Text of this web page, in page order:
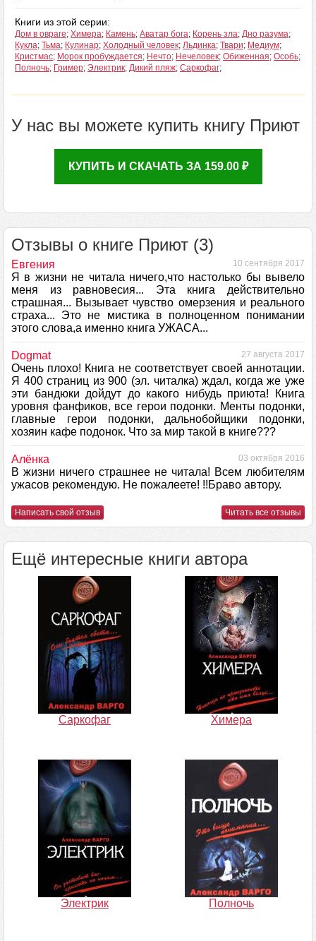
Книги из этой серии:
Дом в овраге; Химера; Камень; Аватар бога; Корень зла; Дно разума;
Кукла; Тьма; Кулинар; Холодный человек; Льдинка; Твари; Медиум;
Кристмас; Морок пробуждается; Нечто; Нечеловек; Обиженная; Особь;
Полночь; Гример; Электрик; Дикий пляж; Саркофаг;
У нас вы можете купить книгу Приют
КУПИТЬ И СКАЧАТЬ ЗА 159.00 ₽
Отзывы о книге Приют (3)
Евгения 10 сентября 2017
Я в жизни не читала ничего,что настолько бы вывело
меня из равновесия... Эта книга действительно
страшная... Вызывает чувство омерзения и реального
страха... Это не мистика в полноценном понимании
этого слова,а именно книга УЖАСА...
Dogmat 27 августа 2017
Очень плохо! Книга не соответствует своей аннотации.
Я 400 страниц из 900 (эл. читалка) ждал, когда же уже
эти бандюки дойдут до какого нибудь приюта! Книга
уровня фанфиков, все герои подонки. Менты подонки,
главные герои подонки, дальнобойщики подонки,
хозяин кафе подонок. Что за мир такой в книге???
Алёнка 03 октября 2016
В жизни ничего страшнее не читала! Всем любителям
ужасов рекомендую. Не пожалеете! !!Браво автору.
Написать свой отзыв Читать все отзывы
Ещё интересные книги автора
Саркофаг Химера
Электрик Полночь